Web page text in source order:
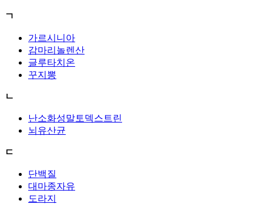
ㄱ
가르시니아
감마리놀렌산
글루타치온
꾸지뽕
ㄴ
난소화성말토덱스트린
뇌유산균
ㄷ
단백질
대마종자유
도라지